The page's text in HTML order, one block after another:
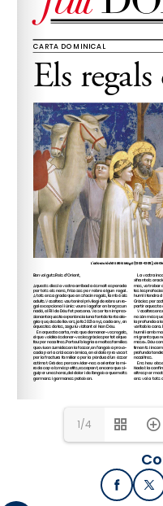
anys (amicsdelsgoigs@gmail.com
1/4
X